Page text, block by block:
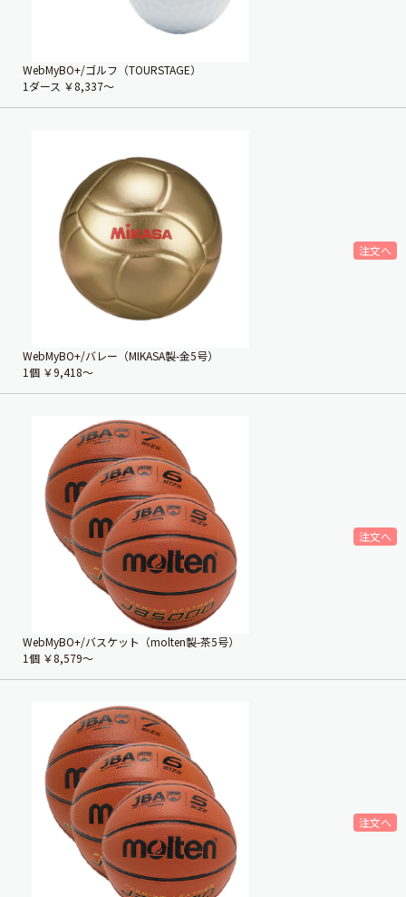
WebMyBO+/ゴルフ（TOURSTAGE）
1ダース ￥8,337〜
WebMyBO+/バレー（MIKASA製-金5号）
1個 ￥9,418〜
WebMyBO+/バスケット（molten製-茶5号）
1個 ￥8,579〜